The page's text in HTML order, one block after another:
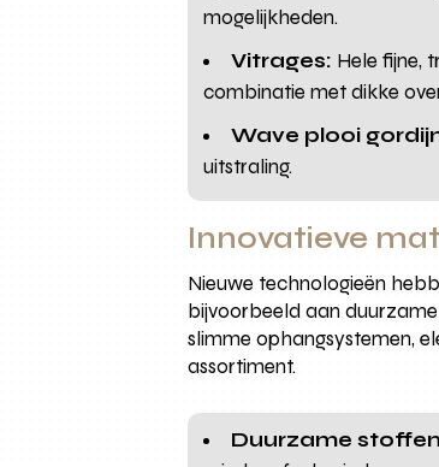
mogelijkheden.
Vitrages: Hele fijne,
combinatie met dikke
Wave plooi
uitstraling.
Innovatieve
Nieuwe technologieën
bijvoorbeeld aan
slimme ophangsystemen,
assortiment.
Duurzame